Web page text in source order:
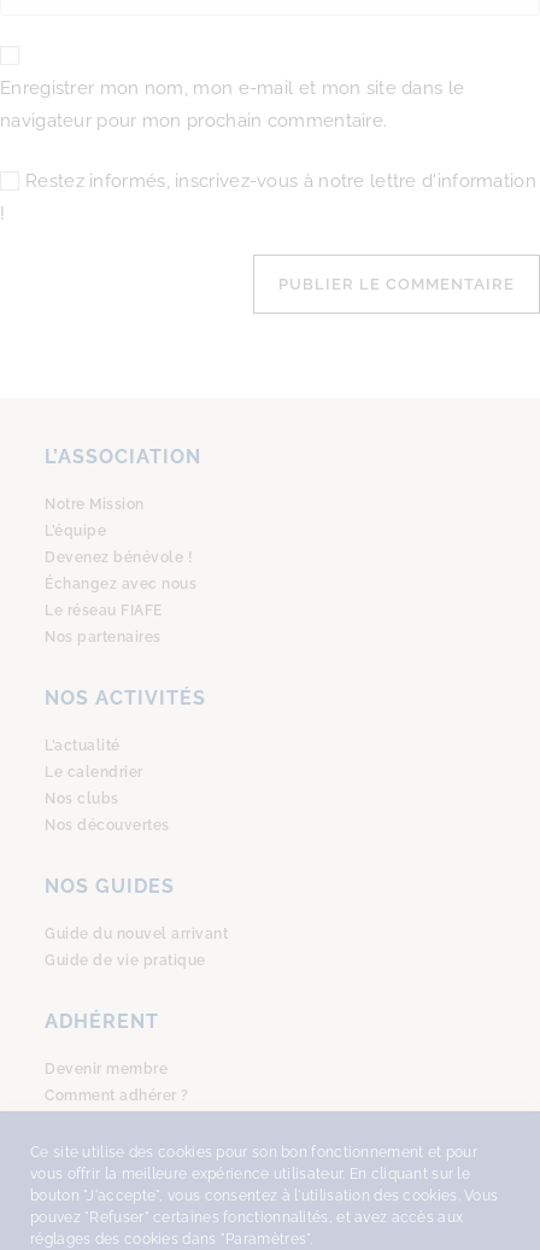
Enregistrer mon nom, mon e-mail et mon site dans le
navigateur pour mon prochain commentaire.
Restez informés, inscrivez-vous à notre lettre d'information
!
L’ASSOCIATION
Notre Mission
L’équipe
Devenez bénévole !
Échangez avec nous
Le réseau FIAFE
Nos partenaires
NOS ACTIVITÉS
L’actualité
Le calendrier
Nos clubs
Nos découvertes
NOS GUIDES
Guide du nouvel arrivant
Guide de vie pratique
ADHÉRENT
Devenir membre
Comment adhérer ?
Ce site utilise des cookies pour son bon fonctionnement et pour
vous offrir la meilleure expérience utilisateur. En cliquant sur le
bouton "J'accepte", vous consentez à l'utilisation des cookies. Vous
pouvez "Refuser" certaines fonctionnalités, et avez accès aux
réglages des cookies dans "Paramètres".